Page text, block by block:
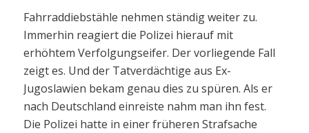
Fahrraddiebstähle nehmen ständig weiter zu.
Immerhin reagiert die Polizei hierauf mit
erhöhtem Verfolgungseifer. Der vorliegende Fall
zeigt es. Und der Tatverdächtige aus Ex-
Jugoslawien bekam genau dies zu spüren. Als er
nach Deutschland einreiste nahm man ihn fest.
Die Polizei hatte in einer früheren Strafsache